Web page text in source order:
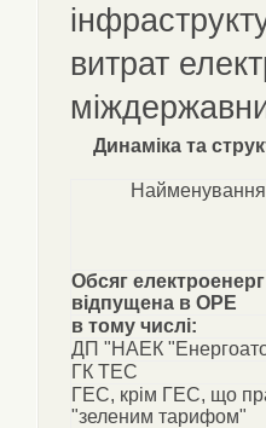
витрат
Динаміка та
Найменування
Обсяг
відпущена в ОРЕ
в тому числі:
ДП "НАЕК
ГК ТЕС
ГЕС, крім ГЕС, що
"зеленим тарифом"